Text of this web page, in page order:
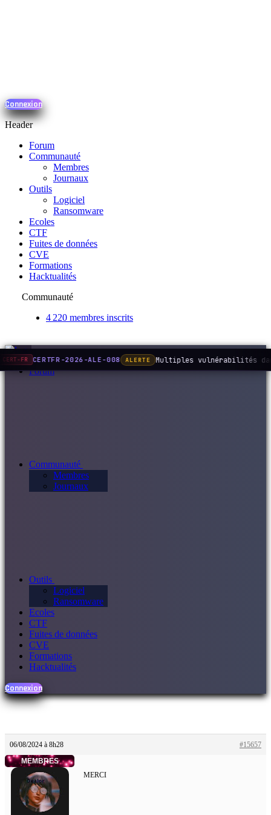
Connexion
Header
Forum
Communauté
Membres
Journaux
Outils
Logiciel
Ransomware
Ecoles
CTF
Fuites de données
CVE
Formations
Hacktualités
Communauté
4 220 membres inscrits
Forum
Communauté
Membres
Journaux
Outils
Logiciel
Ransomware
Ecoles
CTF
Fuites de données
CVE
Formations
Hacktualités
Connexion
06/08/2024 à 8h28
#15657
MEMBRES
MERCI
CERT-FR CERTFR-2026-ALE-008 ALERTE Multiples vulnérabilités